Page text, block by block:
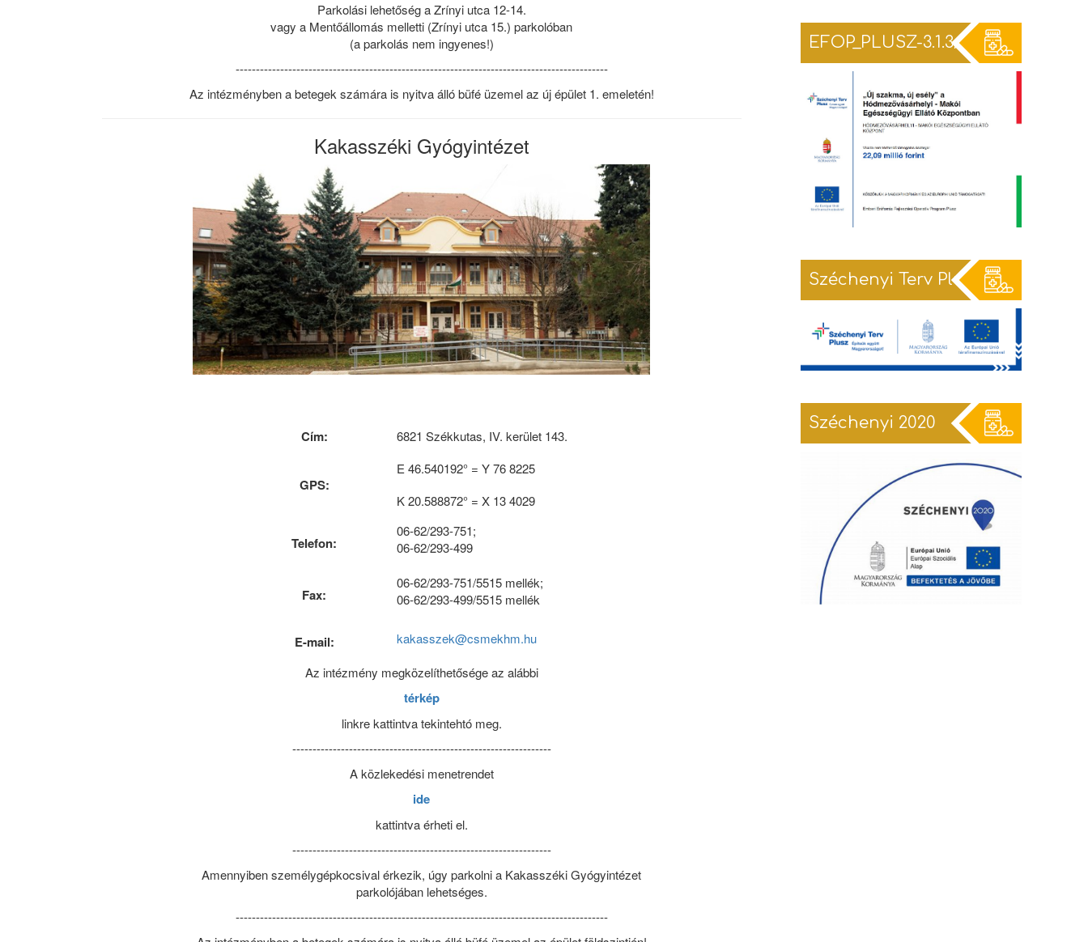
Parkolási lehetőség a Zrínyi utca 12-14.
vagy a Mentőállomás melletti (Zrínyi utca 15.) parkolóban
(a parkolás nem ingyenes!)
--------------------------------------------------------------------------------------------
Az intézményben a betegek számára is nyitva álló büfé üzemel az új épület 1. emeletén!
Kakasszéki Gyógyintézet
Cím: 6821 Székkutas, IV. kerület 143.
GPS:
E 46.540192° = Y 76 8225
K 20.588872° = X 13 4029
Telefon:
06-62/293-751;
06-62/293-499
Fax:
06-62/293-751/5515 mellék;
06-62/293-499/5515 mellék
E-mail:
kakasszek@csmekhm.hu
Az intézmény megközelíthetősége az alábbi
térkép
linkre kattintva tekintehtó meg.
----------------------------------------------------------------
A közlekedési menetrendet
ide
kattintva érheti el.
----------------------------------------------------------------
Amennyiben személygépkocsival érkezik, úgy parkolni a Kakasszéki Gyógyintézet
parkolójában lehetséges.
--------------------------------------------------------------------------------------------
EFOP_PLUSZ-3.1.3/TEF-25
Széchenyi Terv Plusz
Széchenyi 2020